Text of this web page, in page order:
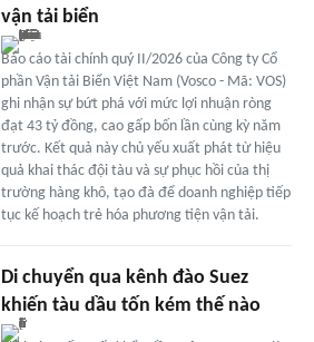
vận tải biển
Báo cáo tài chính quý II/2026 của Công ty Cổ
phần Vận tải Biển Việt Nam (Vosco - Mã: VOS)
ghi nhận sự bứt phá với mức lợi nhuận ròng
đạt 43 tỷ đồng, cao gấp bốn lần cùng kỳ năm
trước. Kết quả này chủ yếu xuất phát từ hiệu
quả khai thác đội tàu và sự phục hồi của thị
trường hàng khô, tạo đà để doanh nghiệp tiếp
tục kế hoạch trẻ hóa phương tiện vận tải.
Di chuyển qua kênh đào Suez
khiến tàu dầu tốn kém thế nào